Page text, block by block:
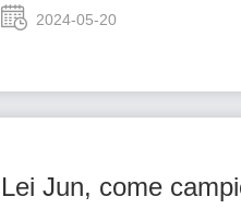
2024-05-20
Lei Jun, come